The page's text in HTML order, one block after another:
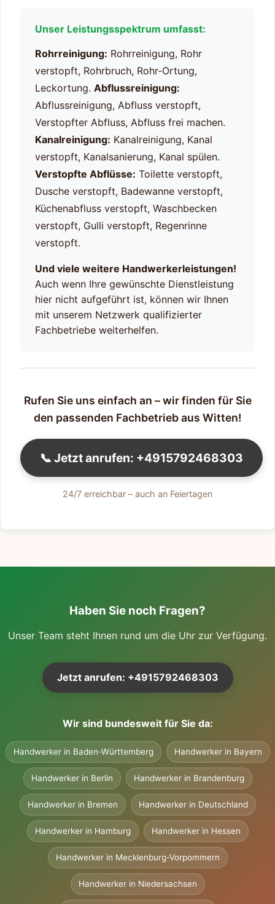
Unser Leistungsspektrum umfasst:
Rohrreinigung: Rohrreinigung, Rohr
verstopft, Rohrbruch, Rohr-Ortung,
Leckortung. Abflussreinigung:
Abflussreinigung, Abfluss verstopft,
Verstopfter Abfluss, Abfluss frei machen.
Kanalreinigung: Kanalreinigung, Kanal
verstopft, Kanalsanierung, Kanal spülen.
Verstopfte Abflüsse: Toilette verstopft,
Dusche verstopft, Badewanne verstopft,
Küchenabfluss verstopft, Waschbecken
verstopft, Gulli verstopft, Regenrinne
verstopft.
Und viele weitere Handwerkerleistungen!
Auch wenn Ihre gewünschte Dienstleistung
hier nicht aufgeführt ist, können wir Ihnen
mit unserem Netzwerk qualifizierter
Fachbetriebe weiterhelfen.
Rufen Sie uns einfach an – wir finden für Sie
den passenden Fachbetrieb aus Witten!
📞 Jetzt anrufen: +4915792468303
24/7 erreichbar – auch an Feiertagen
Haben Sie noch Fragen?
Unser Team steht Ihnen rund um die Uhr zur Verfügung.
Jetzt anrufen: +4915792468303
Wir sind bundesweit für Sie da:
Handwerker in Baden-Württemberg Handwerker in Bayern
Handwerker in Berlin Handwerker in Brandenburg
Handwerker in Bremen Handwerker in Deutschland
Handwerker in Hamburg Handwerker in Hessen
Handwerker in Mecklenburg-Vorpommern
Handwerker in Niedersachsen